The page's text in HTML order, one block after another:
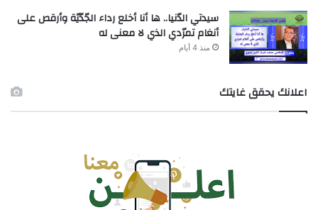
سيدتي الدّنيا.. ها أنا أخلع رداء الجّدّيّة وأرقص على
أنغام تمرّدي الذي لا معنى له
منذ 4 أيام
اعلانك يحقق غايتك